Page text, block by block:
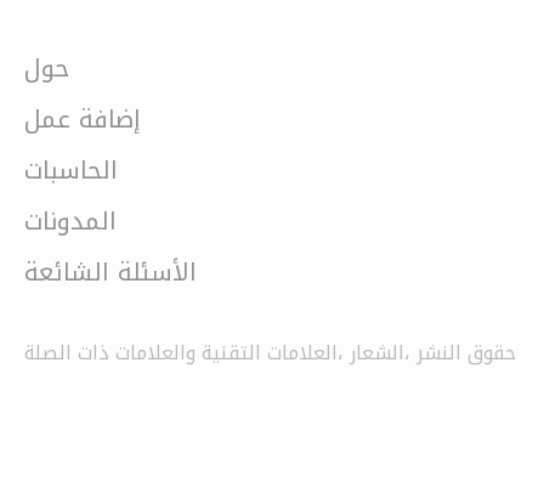
حول
إضافة عمل
الحاسبات
المدونات
الأسئلة الشائعة
حقوق النشر ،الشعار ،العلامات التقنية والعلامات ذات الصلة